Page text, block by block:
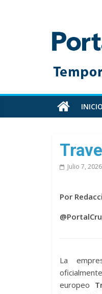
Toda
información
cruceros
en
un
sitio
INICIO
Julio 7, 2026
Por
La
europeo